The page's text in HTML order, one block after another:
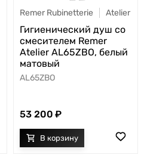
Remer Rubinetterie Atelier
Гигиенический душ со
смесителем Remer
Atelier AL65ZBO, белый
матовый
AL65ZBO
53 200